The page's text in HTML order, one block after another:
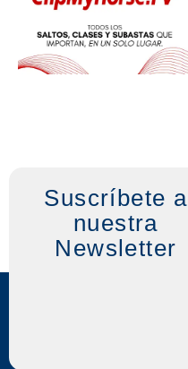
Suscríbete a
nuestra
Newsletter